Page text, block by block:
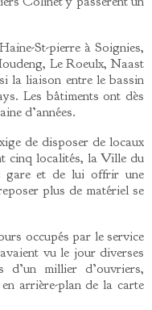
St-pierre à Soignies,
Le Roeulx, Naast
la liaison entre le bassin
Les bâtiments ont dès
d’années.
de disposer de locaux
cinq localités, la Ville du
gare et de lui offrir une
plus de matériel se
occupés par le service
vu le jour diverses
d’un millier d’ouvriers,
arrière-plan de la carte